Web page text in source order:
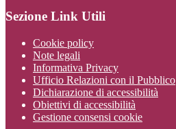
Sezione Link Utili
Cookie policy
Note legali
Informativa Privacy
Ufficio Relazioni con il Pubblico
Dichiarazione di accessibilità
Obiettivi di accessibilità
Gestione consensi cookie